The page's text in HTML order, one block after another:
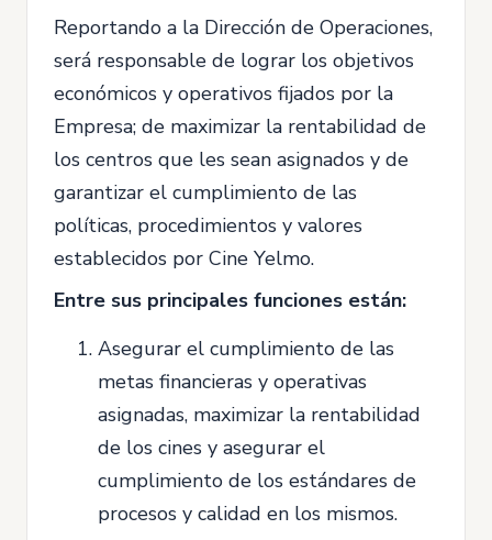
Reportando a la Dirección de Operaciones,
será responsable de lograr los objetivos
económicos y operativos fijados por la
Empresa; de maximizar la rentabilidad de
los centros que les sean asignados y de
garantizar el cumplimiento de las
políticas, procedimientos y valores
establecidos por Cine Yelmo.
Entre sus principales funciones están:
Asegurar el cumplimiento de las
metas financieras y operativas
asignadas, maximizar la rentabilidad
de los cines y asegurar el
cumplimiento de los estándares de
procesos y calidad en los mismos.